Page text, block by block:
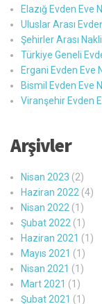
Elazığ Evden Eve
Uluslar Arası
Şehirler Arası
Türkiye Geneli
Ergani Evden Eve
Bismil Evden Eve
Viranşehir Evden
Arşivler
Nisan 2023 (2)
Haziran 2022 (4)
Nisan 2022 (1)
Şubat 2022 (1)
Haziran 2021 (1)
Mayıs 2021 (1)
Nisan 2021 (1)
Mart 2021 (1)
Şubat 2021 (1)